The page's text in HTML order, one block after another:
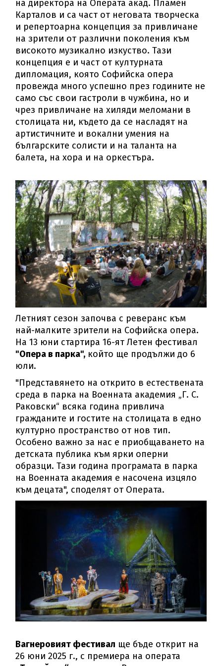
на директора на Операта акад. Пламен
Карталов и са част от неговата творческа
и репертоарна концепция за привличане
на зрители от различни поколения към
високото музикално изкуство. Тази
концепция е и част от културната
дипломация, която Софийска опера
провежда много успешно през годините не
само със свои гастроли в чужбина, но и
чрез привличане на хиляди меломани в
столицата ни, където да се насладят на
артистичните и вокални умения на
българските солисти и на таланта на
балета, на хора и на оркестъра.
Летният сезон започва с реверанс към
най-малките зрители на Софийска опера.
На 13 юни стартира 16-ят Летен фестивал
"Опера в парка", който ще продължи до 6
юли.
"Представянето на открито в естествената
среда в парка на Военната академия „Г. С.
Раковски“ всяка година привлича
гражданите и гостите на столицата в едно
културно пространство от нов тип.
Особено важно за нас е приобщаването на
детската публика към ярки оперни
образци. Тази година програмата в парка
на Военната академия е насочена изцяло
към децата", споделят от Операта.
Вагнеровият фестивал ще бъде открит на
26 юни 2025 г., с премиера на операта